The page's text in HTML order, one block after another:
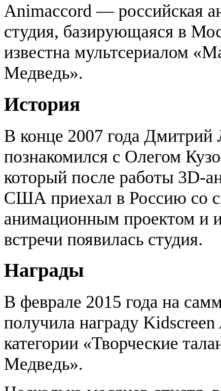
Animaccord — российская
студия, базирующаяся в
известна мультсериалом
Медведь».
История
В конце 2007 года Дмитрий
познакомился с Олегом
который после работы 3D-
США приехал в Россию со
анимационным проектом и
встречи появилась студия.
Награды
В феврале 2015 года на
получила награду
категории «Творческие
Медведь».